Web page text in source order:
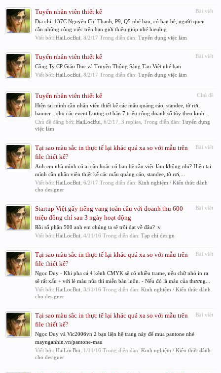
Bài viết
Tuyển nhân viên thiết kế
Địa chỉ: 137C Nguyễn Chí Thanh, P9, Q5 nhé bạn, có bạn bè, người quen
cần những công việc trên bạn giới thiêu giúp nhé hieubig
Viết bởi: HaiLocBui 8/2/17 Trong diễn đàn: Tuyển dụng việc làm
Bài viết
Tuyển nhân viên thiết kế
Công Ty CP Giáo Dục và Truyền Thông Sáng Tạo Việt nhé bạn
Viết bởi: HaiLocBui 8/2/17 Trong diễn đàn: Tuyển dụng việc làm
Chủ đề
Tuyển nhân viên thiết kế
Hiện tại mình cần nhân viên thiết kế các mẩu quảng cáo, standee, tờ rơi,
banner... cho các event Lương cơ bản 7 triệu cộng doanh số tùy theo kinh...
Chủ đề đăng bởi: HaiLocBui 6/2/17 , 3 replies, Trong diễn đàn: Tuyển dụng
việc làm
Bài viết
Tại sao màu sắc in thực tế lại khác quá xa so với mẫu trên
file thiết kế?
Anh em nhà mình có ai cần hoặc có bạn bè cần việc làm không nhi? Hiện tại
mình cần nhân viên thiết kế các mẩu quảng cáo, standee, tờ rơi,...
Viết bởi: HaiLocBui 6/2/17 Trong diễn đàn: Kinh nghiệm / Kiến thức dành
cho designer
Bài viết
Startup Việt gây tiếng vang toàn cầu với doanh thu 600
triệu đồng chỉ sau 3 ngày hoạt động
Rồi số phận 500 anh em chúng ta sẽ trôi dạt về đâu? :v
Viết bởi: HaiLocBui 4/11/16 Trong diễn đàn: Tạp chí design
Bài viết
Tại sao màu sắc in thực tế lại khác quá xa so với mẫu trên
file thiết kế?
Ngọc Duy - Khi pha cả 4 kênh CMYK sẽ có nhiều trame, nếu chữ nhỏ in ra
sẽ rất xấu + với lé màu nữa thì miễn bàn luôn. - Nếu đó là màu của thương...
Viết bởi: HaiLocBui 3/11/16 Trong diễn đàn: Kinh nghiệm / Kiến thức dành
cho designer
Bài viết
Tại sao màu sắc in thực tế lại khác quá xa so với mẫu trên
file thiết kế?
Ngọc Duy và Vic2006vn 2 bạn liện hệ trang này để mua pantone nhé
maynganhin.vn/pantone-mau
Viết bởi: HaiLocBui 1/11/16 Trong diễn đàn: Kinh nghiệm / Kiến thức dành
cho designer